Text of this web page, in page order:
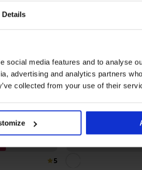
Details
social media features and to analyse
advertising and analytics partners
collected from your use of their
5